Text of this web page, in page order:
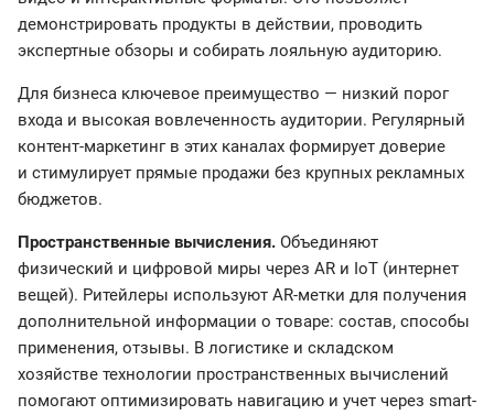
демонстрировать продукты в действии, проводить
экспертные обзоры и собирать лояльную аудиторию.
Для бизнеса ключевое преимущество — низкий порог
входа и высокая вовлеченность аудитории. Регулярный
контент-маркетинг в этих каналах формирует доверие
и стимулирует прямые продажи без крупных рекламных
бюджетов.
Пространственные вычисления. Объединяют
физический и цифровой миры через AR и IoT (интернет
вещей). Ритейлеры используют AR-метки для получения
дополнительной информации о товаре: состав, способы
применения, отзывы. В логистике и складском
хозяйстве технологии пространственных вычислений
помогают оптимизировать навигацию и учет через smart-